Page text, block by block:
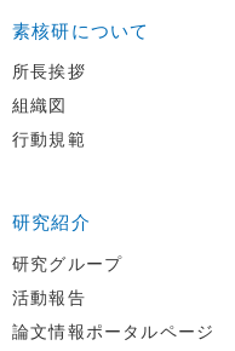
素核研について
所長挨拶
組織図
行動規範
研究紹介
研究グループ
活動報告
論文情報ポータルページ